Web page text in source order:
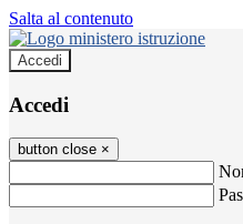
Salta al contenuto
Accedi
Accedi
button close ×